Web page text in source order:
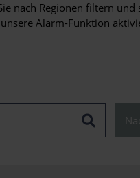
nach Regionen filtern
Alarm-Funktion